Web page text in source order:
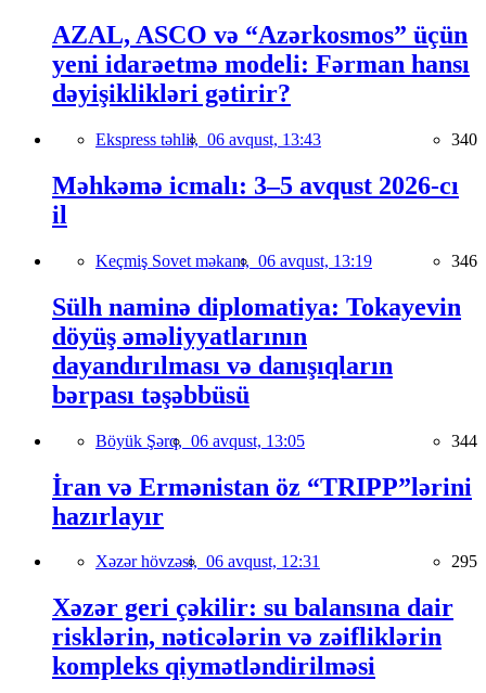
AZAL, ASCO və “Azərkosmos” üçün
yeni idarəetmə modeli: Fərman hansı
dəyişiklikləri gətirir?
Ekspress təhlil, 06 avqust, 13:43 340
Məhkəmə icmalı: 3–5 avqust 2026-cı
il
Keçmiş Sovet məkanı, 06 avqust, 13:19 346
Sülh naminə diplomatiya: Tokayevin
döyüş əməliyyatlarının
dayandırılması və danışıqların
bərpası təşəbbüsü
Böyük Şərq, 06 avqust, 13:05 344
İran və Ermənistan öz “TRIPP”lərini
hazırlayır
Xəzər hövzəsi, 06 avqust, 12:31 295
Xəzər geri çəkilir: su balansına dair
risklərin, nəticələrin və zəifliklərin
kompleks qiymətləndirilməsi